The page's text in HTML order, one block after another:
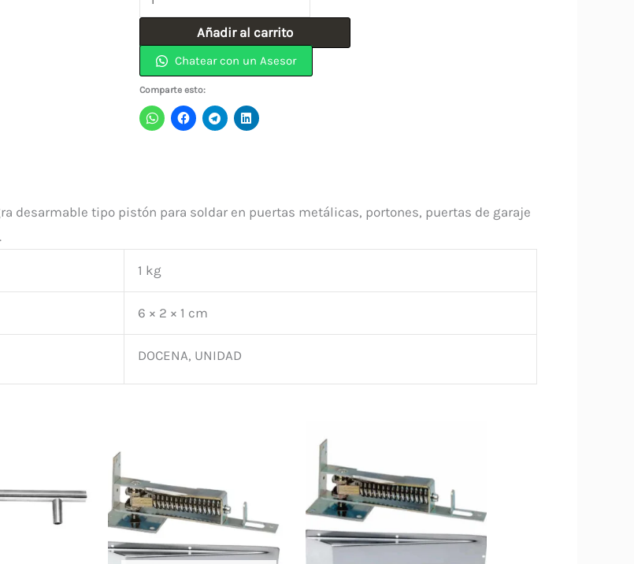
Capsula
(12.70)
1/2"
INDUMA
Añadir al carrito
Chatear con un Asesor
Comparte esto:
desarmable tipo pistón para soldar en puertas metálicas, portones, puertas de garaje
1 kg
6 × 2 × 1 cm
DOCENA, UNIDAD